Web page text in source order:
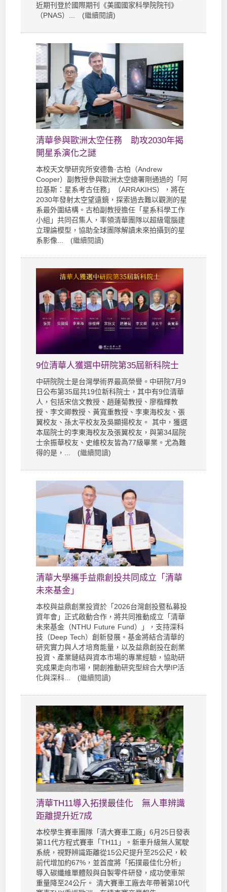
近期刊登於國際期刊《美國國家科學院院刊》
（PNAS）... (繼續閱讀)
清華參與歐洲太空任務 助攻2030年揭
開星系演化之謎
本校天文學研究所安德魯·古柏（Andrew
Cooper）副教授參與歐洲太空總署剛通過的「阿
拉基斯：星系考古任務」（ARRAKIHS），將在
2030年發射太空望遠鏡，探索過去難以觀測的星
系最外圍結構。古柏副教授擔任「星系科學工作
小組」共同召集人，率領清華團隊以超級電腦建
立理論模型，協助全球團隊解讀未來拍攝到的星
系影像... (繼續閱讀)
9位清華人獲選中研院第35屆新科院士
中研院院士是台灣學術界最高榮譽。中研院7月9
日公布第35屆共19位新科院士，其中有9位清華
人，包括宋信文教授、趙蓮菊教授、廖楷輝教
授、李文卿教授、黃寬重教授、李東海校友、張
翼校友、孫太平校友及吳顯揚校友。 其中，獲選
本屆院士的李東海校友及張翼校友，與第34屆院
士余振華校友、史維校友皆為77級畢業。尤為難
得的是，... (繼續閱讀)
清華大學攜手益鼎創投共同成立「清華
未來基金」
本校與益鼎創業投資於「2026台灣創投暨私募投
資年會」正式啟動合作，將共同推動成立「清華
未來基金（NTHU Future Fund）」，支持深科
技（Deep Tech）創新發展。基金將結合清華的
研究實力與人才培育能量，以及益鼎創投在創業
投資、產業鏈結與資本市場的專業經驗，協助研
究成果走向市場，開創推動研究型綜合大學IP活
化與深科... (繼續閱讀)
清華TH11導入拓撲最佳化 無人車辨識
距離提升近7成
本校學生賽車團隊「清大賽車工廠」6月25日發表
第11代方程式賽車「TH11」。新車升級無人駕駛
系統，視野辨識距離從15公尺提升至25公尺，較
前代增加約67%，並首度將「拓撲最佳化分析」
導入碳纖維單體殼與自製零件研發，成功使車架
重量降至24公斤。 清大賽車工廠去年帶著第10代